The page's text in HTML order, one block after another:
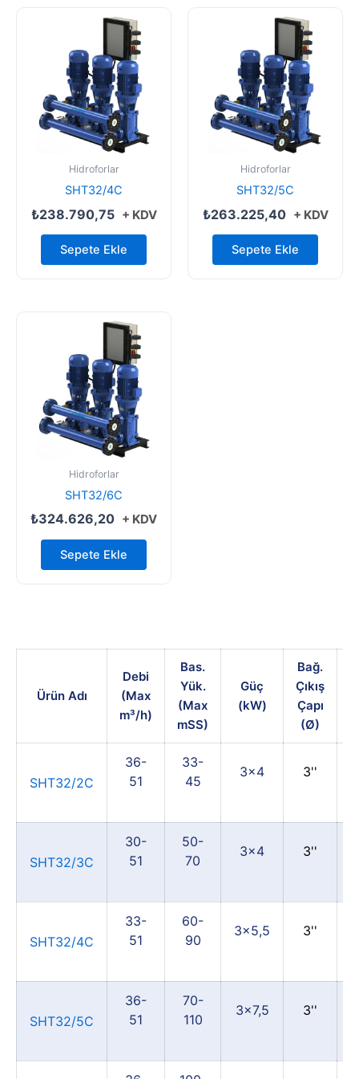
Hidroforlar
SHT32/4C
₺238.790,75 + KDV
Sepete Ekle
Hidroforlar
SHT32/5C
₺263.225,40 + KDV
Sepete Ekle
Hidroforlar
SHT32/6C
₺324.626,20 + KDV
Sepete Ekle
Ürün Adı
Debi
(Max
m³/h)
Bas.
Yük.
(Max
mSS)
Güç
(kW)
Bağ.
Çıkış
Çapı
(Ø)
SHT32/2C
36-
51
33-
45
3x4 3''
SHT32/3C
30-
51
50-
70
3x4 3''
SHT32/4C
33-
51
60-
90
3x5,5 3''
SHT32/5C
36-
51
70-
110
3x7,5 3''